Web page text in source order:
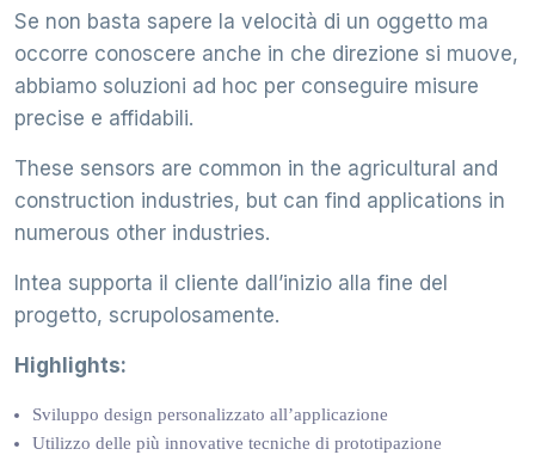
Se non basta sapere la velocità di un oggetto ma
occorre conoscere anche in che direzione si muove,
abbiamo soluzioni ad hoc per conseguire misure
precise e affidabili.
These sensors are common in the agricultural and
construction industries, but can find applications in
numerous other industries.
Intea supporta il cliente dall’inizio alla fine del
progetto, scrupolosamente.
Highlights:
Sviluppo design personalizzato all’applicazione
Utilizzo delle più innovative tecniche di prototipazione